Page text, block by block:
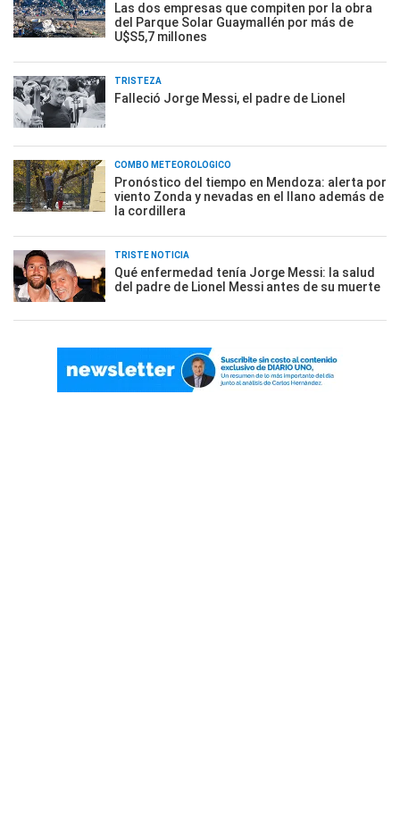
Las dos empresas que compiten por la obra
del Parque Solar Guaymallén por más de
U$S5,7 millones
TRISTEZA
Falleció Jorge Messi, el padre de Lionel
COMBO METEOROLÓGICO
Pronóstico del tiempo en Mendoza: alerta por
viento Zonda y nevadas en el llano además de
la cordillera
TRISTE NOTICIA
Qué enfermedad tenía Jorge Messi: la salud
del padre de Lionel Messi antes de su muerte